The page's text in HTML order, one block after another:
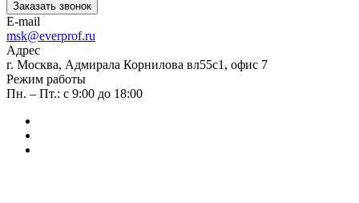
Заказать звонок
E-mail
msk@everprof.ru
Адрес
г. Москва, Адмирала Корнилова вл55с1, офис 7
Режим работы
Пн. – Пт.: с 9:00 до 18:00